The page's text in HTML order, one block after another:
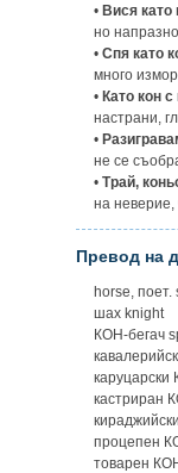
• Вися като
но
• Спя като
много
• Като кон
настрани,
•
не се
• Трай,
на
Превод на
horse, поет.
шах knight
КОН-бегач
каруцарски
кастриран
процепен
товарен